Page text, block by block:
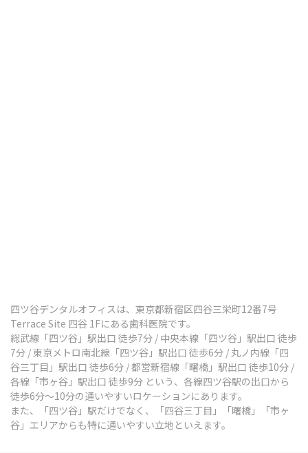
四ツ谷デンタルオフィスは、東京都新宿区四谷三栄町12番7号
Terrace Site 四谷 1Fにある歯科医院です。
総武線「四ツ谷」駅出口 徒歩7分 / 中央本線「四ツ谷」駅出口 徒歩
7分 / 東京メトロ南北線「四ツ谷」駅出口 徒歩6分 / 丸ノ内線「四
谷三丁目」駅出口 徒歩6分 / 都営新宿線「曙橋」駅出口 徒歩10分 /
各線「市ヶ谷」駅出口 徒歩9分 という、各線四ツ谷駅の出口から
徒歩6分～10分の通いやすいロケーションにあります。
また、「四ツ谷」駅だけでなく、「四谷三丁目」「曙橋」「市ヶ
谷」エリアからも特に通いやすい立地といえます。